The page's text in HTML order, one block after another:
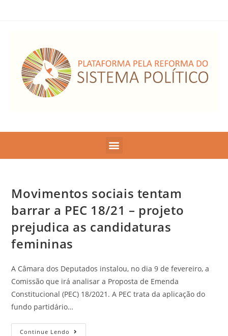
Movimentos sociais tentam
barrar a PEC 18/21 – projeto
prejudica as candidaturas
femininas
A Câmara dos Deputados instalou, no dia 9 de fevereiro, a
Comissão que irá analisar a Proposta de Emenda
Constitucional (PEC) 18/2021. A PEC trata da aplicação do
fundo partidário…
Continue Lendo